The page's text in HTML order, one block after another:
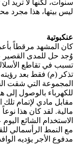
سنوات، لكنها لا تريد
ليس بيتها، هذا مجرد
عنكبوتية
كان المشهد مرقطاً
وُجد حل للمدى القصير
تذكر (م) فقط بعد رؤيته
المجموعة التي شقت
للكهرباء بالوصول إلى
مقابل مادي لإتمام
مالية. لقد كان هذا
الاستخدام الشائع
مع النمط الرأسمالي
مدفوع الأجر يؤديه